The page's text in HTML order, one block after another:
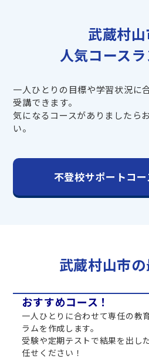
武蔵村
人気コース
一人ひとりの目標や学習状況に
受講できます。
気になるコースがありましたら
い。
不登校サポートコ
武蔵村山市
おすすめコース！
一人ひとりに合わせて専任の教
ラムを作成します。
受験や定期テストで結果を出し
任せください！